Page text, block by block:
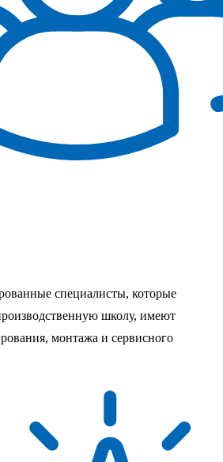
специалисты, которые
школу, имеют
монтажа и сервисного